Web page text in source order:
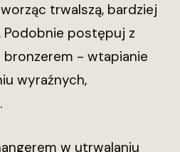
trwalszą, bardziej
Podobnie postępuj z
- wtapianie
wyraźnych,
w utrwalaniu